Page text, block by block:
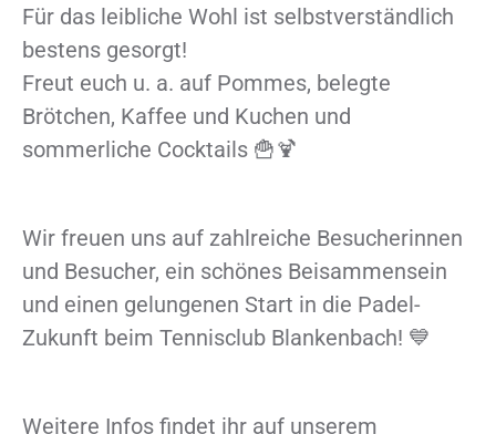
Für das leibliche Wohl ist selbstverständlich
bestens gesorgt!
Freut euch u. a. auf Pommes, belegte
Brötchen, Kaffee und Kuchen und
sommerliche Cocktails 🍟🍹
Wir freuen uns auf zahlreiche Besucherinnen
und Besucher, ein schönes Beisammensein
und einen gelungenen Start in die Padel-
Zukunft beim Tennisclub Blankenbach! 💙
Weitere Infos findet ihr auf unserem